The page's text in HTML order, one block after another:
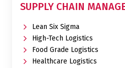
SUPPLY CHAIN
Lean Six Sigma
High-Tech Logistics
Food Grade Logistics
Healthcare Logistics